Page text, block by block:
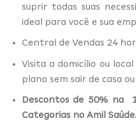
suprir todas suas
ideal para você e sua
Central de Vendas 24
Visita a domicílio ou
plano sem sair de casa
Descontos de 50% na
Categorias no Amil Saúde.